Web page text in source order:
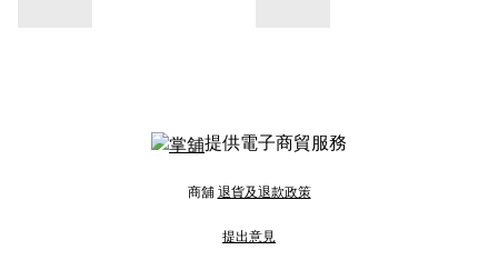
提供電子商貿服務
商舖 退貨及退款政策
提出意見